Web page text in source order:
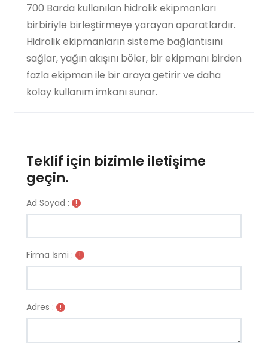
700 Barda kullanılan hidrolik ekipmanları
birbiriyle birleştirmeye yarayan aparatlardır.
Hidrolik ekipmanların sisteme bağlantısını
sağlar, yağın akışını böler, bir ekipmanı birden
fazla ekipman ile bir araya getirir ve daha
kolay kullanım imkanı sunar.
Teklif için bizimle iletişime
geçin.
Ad Soyad : !
Firma İsmi : !
Adres : !